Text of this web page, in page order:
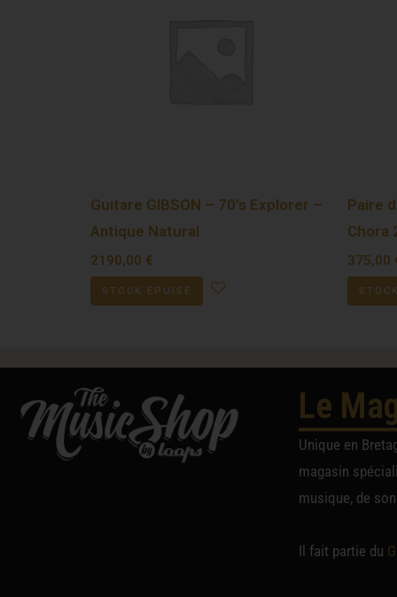
Guitare GIBSON – 70’s Explorer –
Antique Natural
2190,00 €
STOCK ÉPUISÉ
Paire
Chora
375,00
Le
Unique en
magasin
musique, de
Il fait partie du